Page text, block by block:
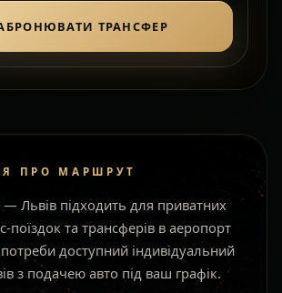
ТРАНСФЕР
ПРО МАРШРУТ
Львів підходить для приватних
поїздок та трансферів в аеропорт
доступний індивідуальний
з подачею авто під ваш графік.